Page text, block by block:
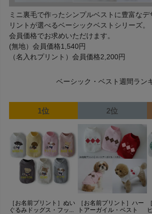
ミニ裏毛で作ったシンプルベストに豊富な
リントが選べるベーシックベストシリーズ。
会員価格でお求めいただけます。
(無地）会員価格1,540円
（名入れプリント）会員価格2,200円
ベーシック・ベスト週間ラン
1位
［お名前プリント］ぬい
ぐるみドッグス・フッ...
2位
［お名前プリント］ハー
トアーガイル・ベスト